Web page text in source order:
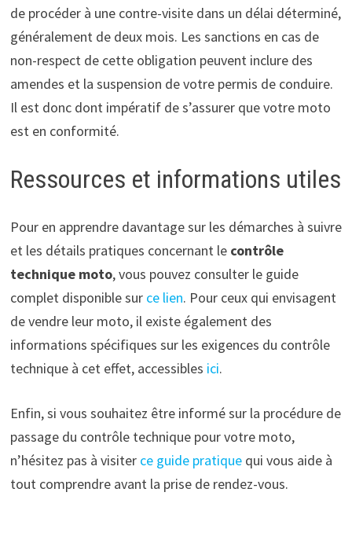
de procéder à une contre-visite dans un délai déterminé,
généralement de deux mois. Les sanctions en cas de
non-respect de cette obligation peuvent inclure des
amendes et la suspension de votre permis de conduire.
Il est donc dont impératif de s’assurer que votre moto
est en conformité.
Ressources et informations utiles
Pour en apprendre davantage sur les démarches à suivre
et les détails pratiques concernant le contrôle
technique moto, vous pouvez consulter le guide
complet disponible sur ce lien. Pour ceux qui envisagent
de vendre leur moto, il existe également des
informations spécifiques sur les exigences du contrôle
technique à cet effet, accessibles ici.
Enfin, si vous souhaitez être informé sur la procédure de
passage du contrôle technique pour votre moto,
n’hésitez pas à visiter ce guide pratiquequi vous aide à
tout comprendre avant la prise de rendez-vous.